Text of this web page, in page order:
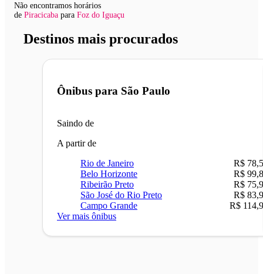
Não encontramos horários
de Piracicaba para Foz do Iguaçu
Destinos mais procurados
Ônibus para São Paulo
Saindo de
A partir de
Rio de Janeiro
R$
Belo Horizonte
R$
Ribeirão Preto
R$
São José do Rio Preto
R$
Campo Grande
R$
Ver mais ônibus